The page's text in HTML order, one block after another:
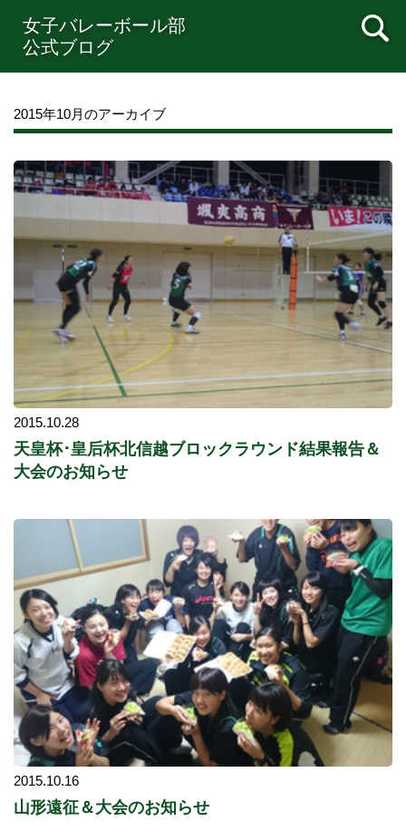
女子バレーボール部
公式ブログ
2015年10月のアーカイブ
2015.10.28
天皇杯･皇后杯北信越ブロックラウンド結果報告＆
大会のお知らせ
2015.10.16
山形遠征＆大会のお知らせ